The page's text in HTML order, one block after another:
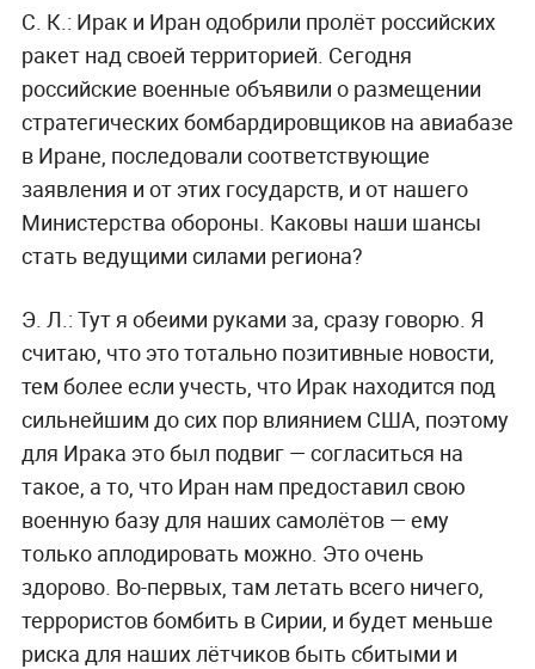
С. К.: Ирак и Иран одобрили пролёт российских
ракет над своей территорией. Сегодня
российские военные объявили о размещении
стратегических бомбардировщиков на авиабазе
в Иране, последовали соответствующие
заявления и от этих государств, и от нашего
Министерства обороны. Каковы наши шансы
стать ведущими силами региона?
Э. Л.: Тут я обеими руками за, сразу говорю. Я
считаю, что это тотально позитивные новости,
тем более если учесть, что Ирак находится под
сильнейшим до сих пор влиянием США, поэтому
для Ирака это был подвиг — согласиться на
такое, а то, что Иран нам предоставил свою
военную базу для наших самолётов — ему
только аплодировать можно. Это очень
здорово. Во-первых, там летать всего ничего,
террористов бомбить в Сирии, и будет меньше
риска для наших лётчиков быть сбитыми и